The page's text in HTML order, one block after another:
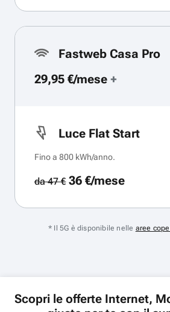
Fastweb Casa Pro
29,95 €/mese +
Luce Flat Start
Fino a 800 kWh/anno.
da 47 €36 €/mese
* Il 5G è disponibile nelle aree
Scopri le offerte Internet,